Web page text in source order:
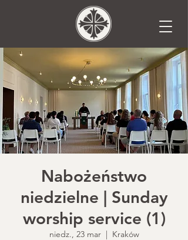
Nabożeństwo
niedzielne | Sunday
worship service (1)
niedz., 23 mar
  |
Kraków